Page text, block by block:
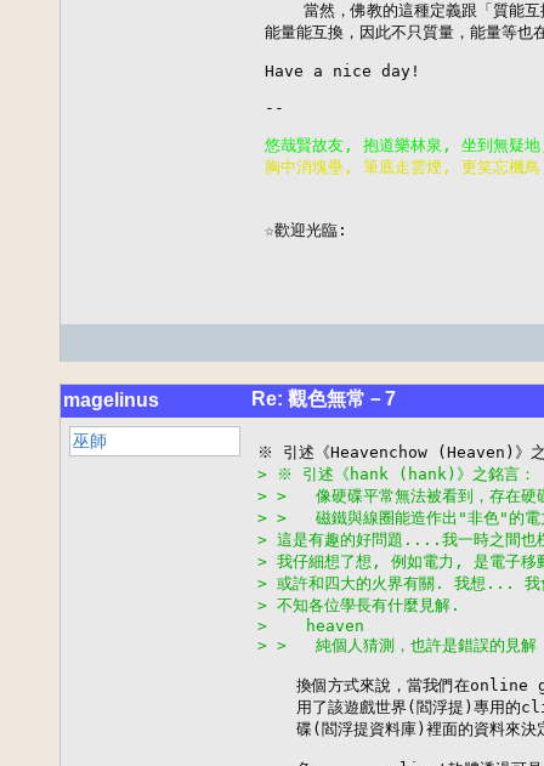
當然，佛教的這種定義跟「質能
能量能互換，因此不只質量，能量等也
Have a nice day!
--
胸中消塊壘, 筆底走雲煙, 更笑忘機
☆歡迎光臨:
magelinus Re: 觀色無常－7
巫師
> ※ 引述《hank (hank)》之銘言：
> >   像硬碟平常無法被看到，存在硬
> >   磁鐵與線圈能造作出"非色"的電
> 這是有趣的好問題....我一時之間
> 我仔細想了想, 例如電力, 是電子移
> 或許和四大的火界有關. 我想...
> 不知各位學長有什麼見解.
>    heaven
> >   純個人猜測，也許是錯誤的見
換個方式來說，當我們在online
用了該遊戲世界(閻浮提)專用的
碟(閻浮提資料庫)裡面的資料來決